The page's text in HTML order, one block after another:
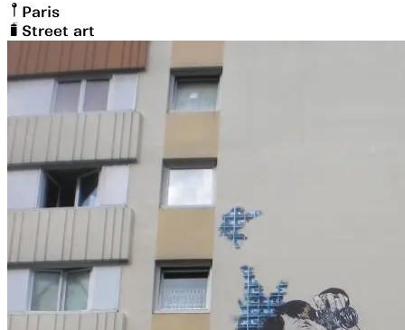
Paris
Street art